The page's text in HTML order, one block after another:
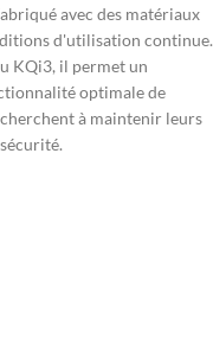
avec des matériaux
d'utilisation continue.
KQi3, il permet un
optimale de
à maintenir leurs